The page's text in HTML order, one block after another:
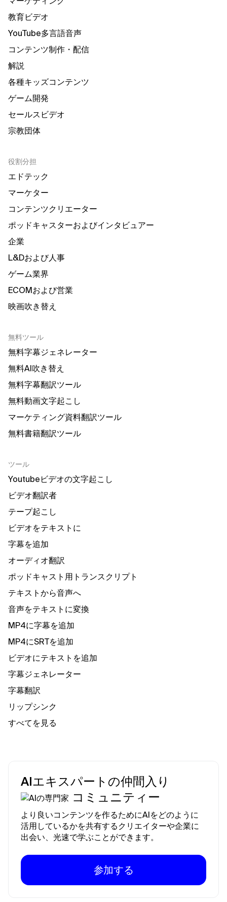
教育ビデオ
YouTube多言語音声
コンテンツ制作・配信
解説
各種キッズコンテンツ
ゲーム開発
セールスビデオ
宗教団体
役割分担
エドテック
マーケター
コンテンツクリエーター
ポッドキャスターおよびインタビュアー
企業
L&Dおよび人事
ゲーム業界
ECOMおよび営業
映画吹き替え
無料ツール
無料字幕ジェネレーター
無料AI吹き替え
無料字幕翻訳ツール
無料動画文字起こし
マーケティング資料翻訳ツール
無料書籍翻訳ツール
ツール
Youtubeビデオの文字起こし
ビデオ翻訳者
テープ起こし
ビデオをテキストに
字幕を追加
オーディオ翻訳
ポッドキャスト用トランスクリプト
テキストから音声へ
音声をテキストに変換
MP4に字幕を追加
MP4にSRTを追加
ビデオにテキストを追加
字幕ジェネレーター
字幕翻訳
リップシンク
すべてを見る
AIエキスパートの仲間入り
コミュニティー
より良いコンテンツを作るためにAIをどのように
活用しているかを共有するクリエイターや企業に
出会い、光速で学ぶことができます。
参加する